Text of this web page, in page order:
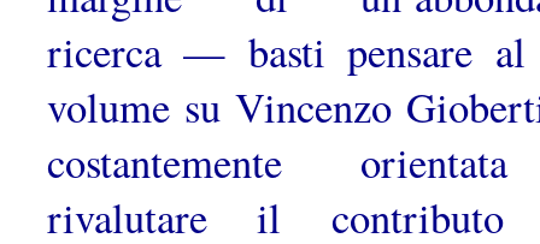
ricerca — basti pensare al
volume su Vincenzo
costantemente
rivalutare il contributo